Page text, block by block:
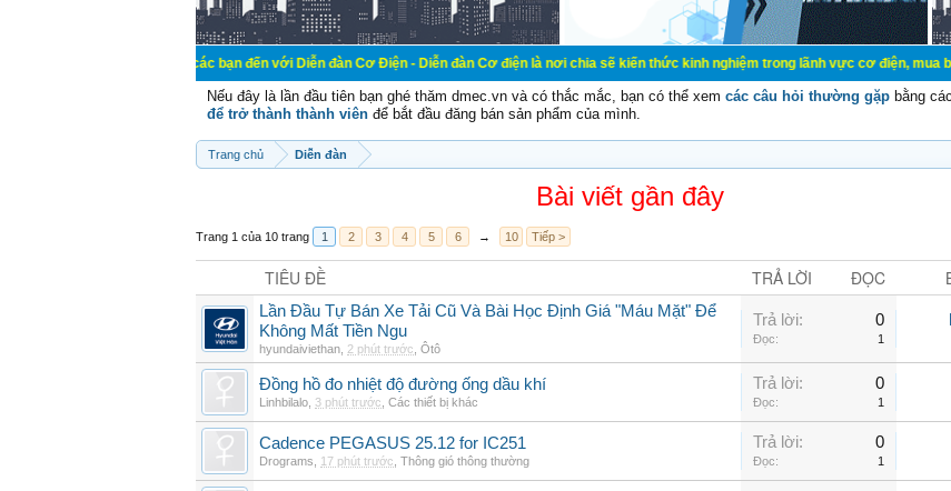
Chào mừng các bạn đến với Diễn đàn Cơ Điện - Diễn đàn Cơ điện là nơi chia sẽ kiến thức kinh nghiệm trong lãnh vực cơ điện, mua bán, ký
Nếu đây là lần đầu tiên bạn ghé thăm dmec.vn và có thắc mắc, bạn có thể xem các câu hỏi thường gặp bằng
để trở thành thành viên để bắt đầu đăng bán sản phẩm của mình.
Trang chủ Diễn đàn
Bài viết gần đây
Trang 1 của 10 trang 1 2 3 4 5 6 → 10 Tiếp >
TIÊU ĐỀ TRẢ LỜI ĐỌC
Lần Đầu Tự Bán Xe Tải Cũ Và Bài Học Định Giá "Máu Mặt" Để
Không Mất Tiền Ngu
hyundaiviethan 2 phút trước Ôtô
Trả lời: 0
Đọc: 1
Đồng hồ đo nhiệt độ đường ống dầu khí
Linhbilalo 3 phút trước Các thiết bị khác
Trả lời: 0
Đọc: 1
Cadence PEGASUS 25.12 for IC251
Drograms 17 phút trước Thông gió thông thường
Trả lời: 0
Đọc: 1